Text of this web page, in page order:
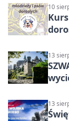
10
13
13